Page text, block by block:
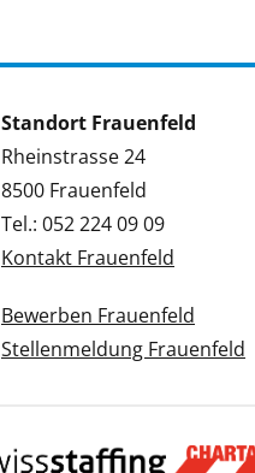
Standort Frauenfeld
Rheinstrasse 24
8500 Frauenfeld
Tel.: 052 224 09 09
Kontakt Frauenfeld
Bewerben Frauenfeld
Stellenmeldung Frauenfeld